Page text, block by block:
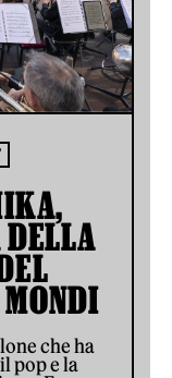
DELLA
che ha
pop e la